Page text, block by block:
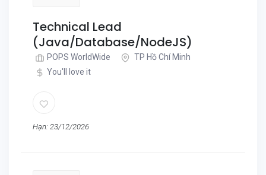
Technical Lead
(Java/Database/NodeJS)
POPS WorldWide
TP Hồ Chí Minh
You'll love it
Hạn: 23/12/2026